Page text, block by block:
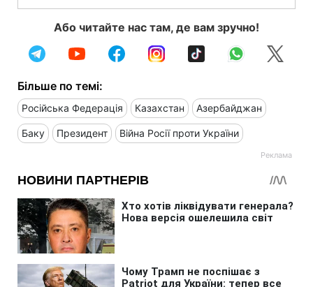
Або читайте нас там, де вам зручно!
Більше по темі:
Російська Федерація Казахстан Азербайджан
Баку Президент Війна Росії проти України